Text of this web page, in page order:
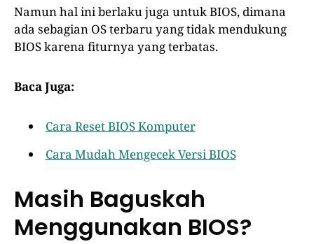
Namun hal ini berlaku juga untuk BIOS, dimana
ada sebagian OS terbaru yang tidak mendukung
BIOS karena fiturnya yang terbatas.
Baca Juga:
Cara Reset BIOS Komputer
Cara Mudah Mengecek Versi BIOS
Masih Baguskah
Menggunakan BIOS?